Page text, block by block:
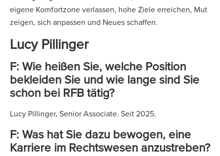
eigene Komfortzone verlassen, hohe Ziele erreichen, Mut
zeigen, sich anpassen und Neues schaffen.
Lucy Pillinger
F: Wie heißen Sie, welche Position
bekleiden Sie und wie lange sind Sie
schon bei RFB tätig?
Lucy Pillinger, Senior Associate. Seit 2025.
F: Was hat Sie dazu bewogen, eine
Karriere im Rechtswesen anzustreben?